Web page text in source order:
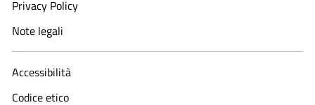
Privacy Policy
Note legali
Accessibilità
Codice etico